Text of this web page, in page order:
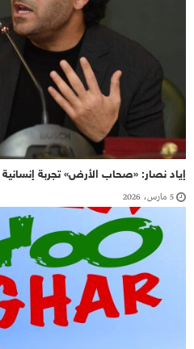
إياد نصار: «صحاب الأرض» تجربة
5 مارس، 2026